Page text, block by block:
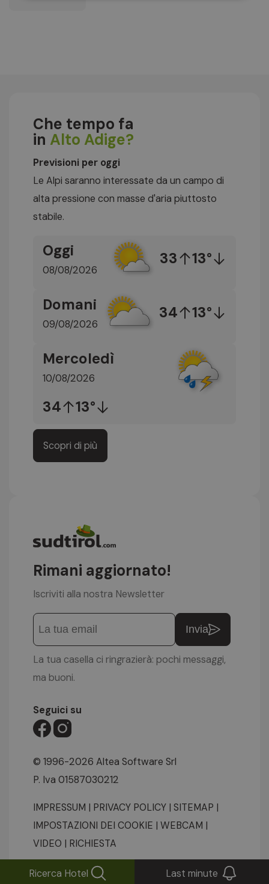
Che tempo fa
in Alto Adige?
Previsioni per oggi
Le Alpi saranno interessate da un campo di
alta pressione con masse d'aria piuttosto
stabile.
Oggi
08/08/2026
33 13°
Domani
09/08/2026
34 13°
Mercoledì
10/08/2026
34 13°
Scopri di più
Rimani aggiornato!
Iscriviti alla nostra Newsletter
Invia
La tua casella ci ringrazierà: pochi messaggi,
ma buoni.
Seguici su
© 1996-2026 Altea Software Srl
P. Iva 01587030212
IMPRESSUM | PRIVACY POLICY | SITEMAP |
IMPOSTAZIONI DEI COOKIE | WEBCAM |
VIDEO | RICHIESTA
Ricerca Hotel Last minute